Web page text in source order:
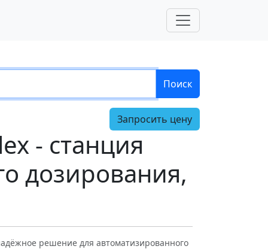
Поиск
Запросить цену
- станция
дозирования,
решение для автоматизированного